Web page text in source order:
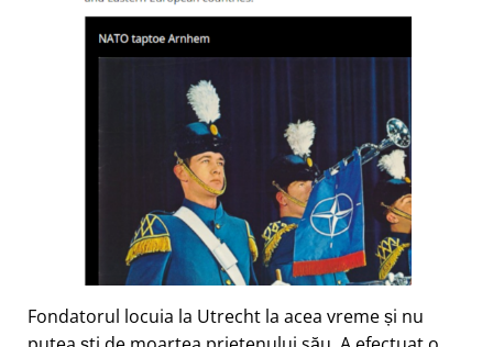
Fondatorul locuia la Utrecht la acea vreme și nu